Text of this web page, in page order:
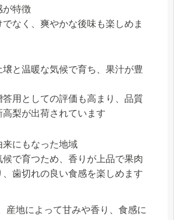
が特徴
でなく、爽やかな後味も楽しめま
壌と温暖な気候で育ち、果汁が豊
答用としての評価も高まり、品質
高梨が出荷されています
来にもなった地域
候で育つため、香りが上品で果肉
、歯切れの良い食感を楽しめます
産地によって甘みや香り、食感に